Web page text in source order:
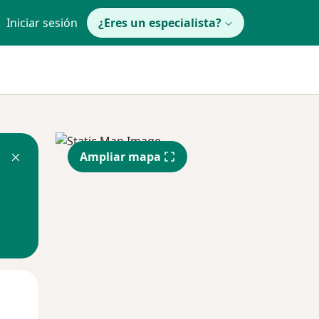
Iniciar sesión ¿Eres un especialista?
Ampliar mapa